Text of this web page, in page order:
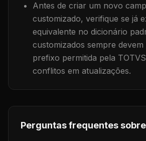
Antes de criar um novo
customizado, verifique se já
equivalente no dicionário
customizados sempre
prefixo permitida pela
conflitos em atualizações.
Perguntas frequentes